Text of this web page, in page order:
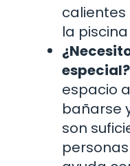
calientes
la
especial?
espacio
bañarse
son